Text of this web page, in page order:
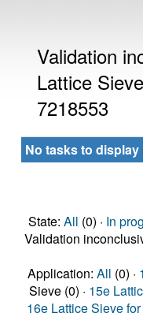
Validation
Lattice
7218553
No tasks to display
State: All (0) · In
Validation
Application: All (0) ·
Sieve (0) · 15e
16e Lattice Sieve